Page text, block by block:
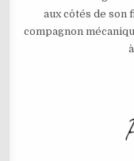
aux côtés de
compagnon